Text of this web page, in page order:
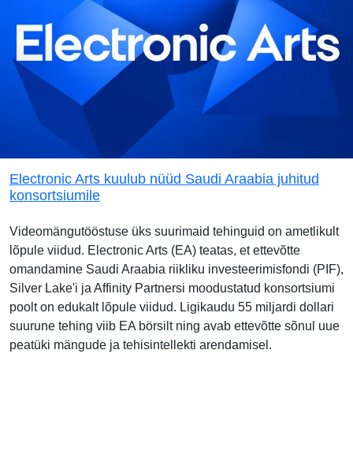
Electronic Arts kuulub nüüd Saudi Araabia juhitud
konsortsiumile
Videomängutööstuse üks suurimaid tehinguid on ametlikult
lõpule viidud. Electronic Arts (EA) teatas, et ettevõtte
omandamine Saudi Araabia riikliku investeerimisfondi (PIF),
Silver Lake'i ja Affinity Partnersi moodustatud konsortsiumi
poolt on edukalt lõpule viidud. Ligikaudu 55 miljardi dollari
suurune tehing viib EA börsilt ning avab ettevõtte sõnul uue
peatüki mängude ja tehisintellekti arendamisel.